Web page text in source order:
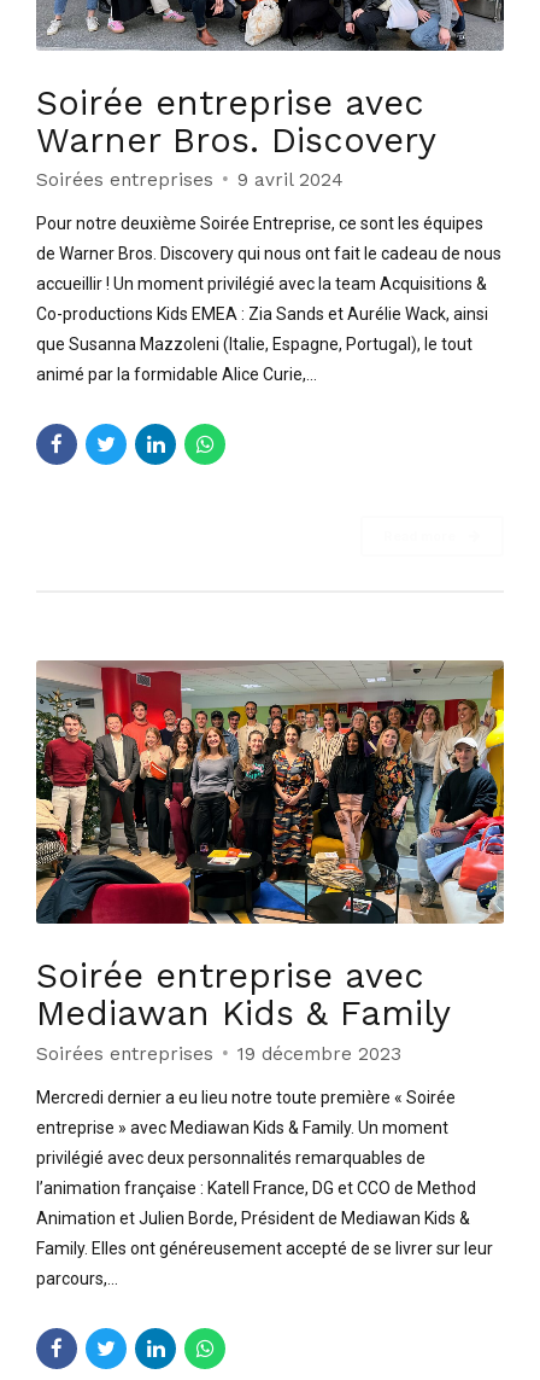
Soirée entreprise avec
Warner Bros. Discovery
Soirées entreprises 9 avril 2024
Pour notre deuxième Soirée Entreprise, ce sont les équipes
de Warner Bros. Discovery qui nous ont fait le cadeau de nous
accueillir ! Un moment privilégié avec la team Acquisitions &
Co-productions Kids EMEA : Zia Sands et Aurélie Wack, ainsi
que Susanna Mazzoleni (Italie, Espagne, Portugal), le tout
animé par la formidable Alice Curie,...
Soirée entreprise avec
Mediawan Kids & Family
Soirées entreprises 19 décembre 2023
Mercredi dernier a eu lieu notre toute première « Soirée
entreprise » avec Mediawan Kids & Family. Un moment
privilégié avec deux personnalités remarquables de
l’animation française : Katell France, DG et CCO de Method
Animation et Julien Borde, Président de Mediawan Kids &
Family. Elles ont généreusement accepté de se livrer sur leur
parcours,...